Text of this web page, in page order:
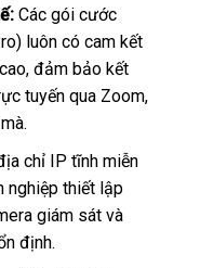
Các gói cước
luôn có cam kết
đảm bảo kết
tuyến qua Zoom,
chỉ IP tĩnh miễn
nghiệp thiết lập
giám sát và
định.